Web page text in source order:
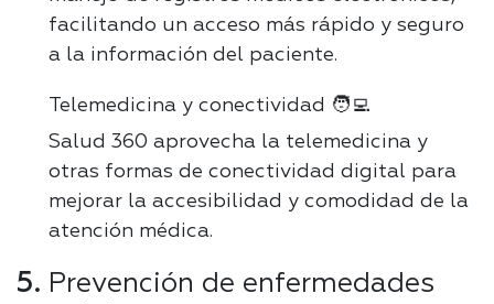
facilitando un acceso más rápido y seguro
a la información del paciente.
Telemedicina y conectividad 🧑‍💻
Salud 360 aprovecha la telemedicina y
otras formas de conectividad digital para
mejorar la accesibilidad y comodidad de la
atención médica.
Prevención de enfermedades